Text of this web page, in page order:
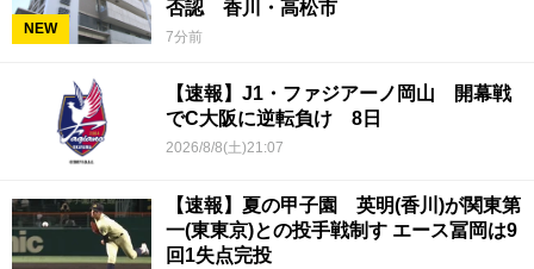
NEW
否認 香川・高松市
7分前
【速報】J1・ファジアーノ岡山 開幕戦
でC大阪に逆転負け 8日
2026/8/8(土)21:07
【速報】夏の甲子園 英明(香川)が関東第
一(東東京)との投手戦制す エース冨岡は9
回1失点完投